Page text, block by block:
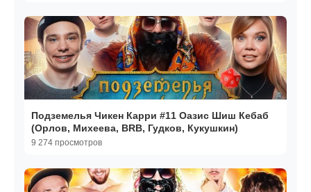
Подземелья Чикен Карри #11 Оазис Шиш Кебаб
(Орлов, Михеева, BRB, Гудков, Кукушкин)
9 274 просмотров